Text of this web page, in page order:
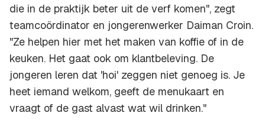
die in de praktijk beter uit de verf komen", zegt
teamcoördinator en jongerenwerker Daiman Croin.
"Ze helpen hier met het maken van koffie of in de
keuken. Het gaat ook om klantbeleving. De
jongeren leren dat 'hoi' zeggen niet genoeg is. Je
heet iemand welkom, geeft de menukaart en
vraagt of de gast alvast wat wil drinken."